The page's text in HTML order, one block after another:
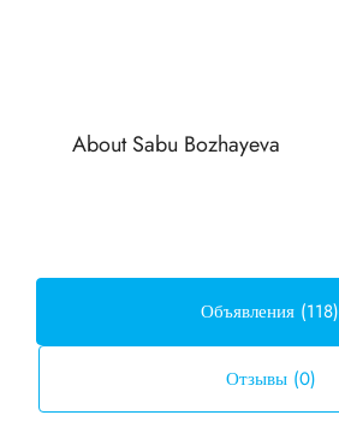
About Sabu Bozhayeva
Объявления (118)
Отзывы (0)